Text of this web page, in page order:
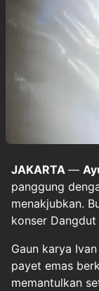
JAKARTA —
panggung
menakjubkan.
konser
Gaun karya
payet emas
memantulkan